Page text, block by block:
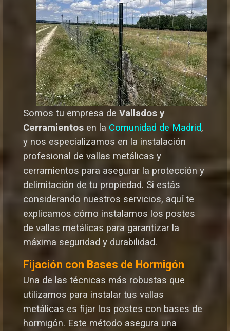
Somos tu empresa de Vallados y
Cerramientos en la Comunidad de Madrid,
y nos especializamos en la instalación
profesional de vallas metálicas y
cerramientos para asegurar la protección y
delimitación de tu propiedad. Si estás
considerando nuestros servicios, aquí te
explicamos cómo instalamos los postes
de vallas metálicas para garantizar la
máxima seguridad y durabilidad.
Fijación con Bases de Hormigón
Una de las técnicas más robustas que
utilizamos para instalar tus vallas
metálicas es fijar los postes con bases de
hormigón. Este método asegura una